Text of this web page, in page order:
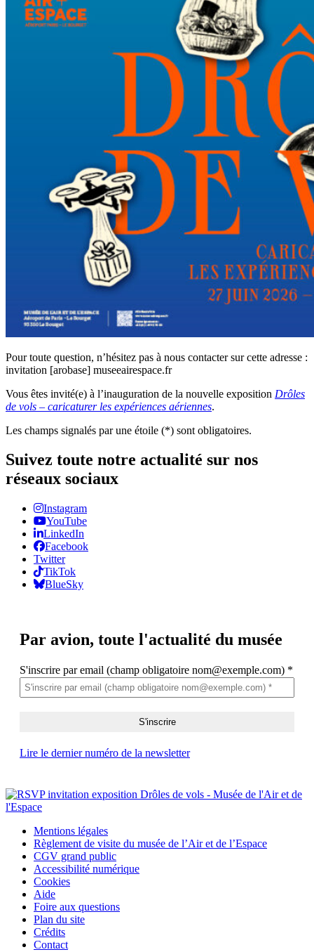
Pour toute question, n’hésitez pas à nous contacter sur cette adresse :
invitation [arobase] museeairespace.fr
Vous êtes invité(e) à l’inauguration de la nouvelle exposition Drôles
de vols – caricaturer les expériences aériennes.
Les champs signalés par une étoile (*) sont obligatoires.
Suivez toute notre actualité sur nos
réseaux sociaux
Instagram
YouTube
LinkedIn
Facebook
Twitter
TikTok
BlueSky
Par avion, toute l'actualité du musée
S'inscrire par email (champ obligatoire nom@exemple.com) *
Lire le dernier numéro de la newsletter
Mentions légales
Règlement de visite du musée de l’Air et de l’Espace
CGV grand public
Accessibilité numérique
Cookies
Aide
Foire aux questions
Plan du site
Crédits
Contact